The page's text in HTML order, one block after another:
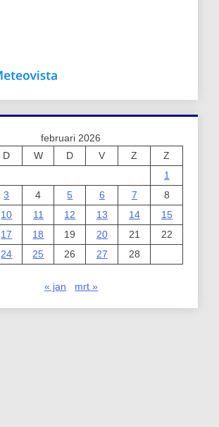
februari 2026
D W D V Z
Z
1
3 4 5 6 7
8
10 11 12 13 14
15
17 18 19 20 21
22
24 25 26 27 28
« jan mrt »